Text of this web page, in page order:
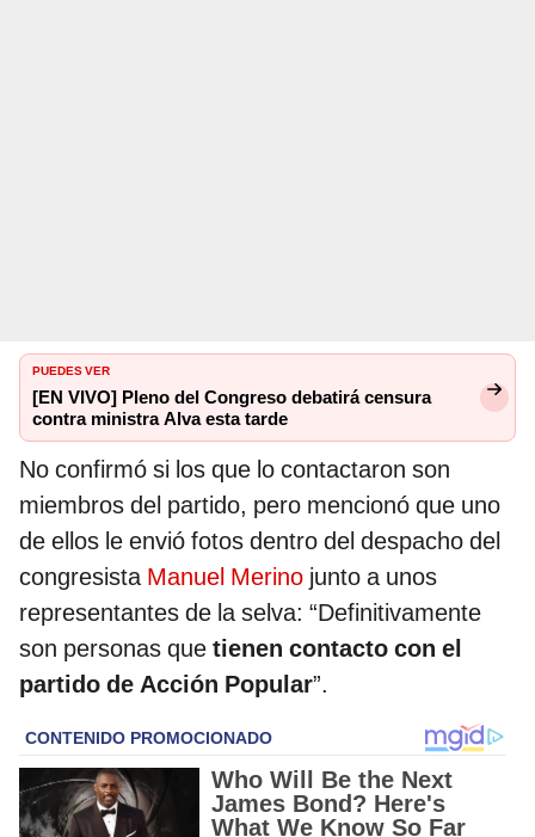
PUEDES VER
[EN VIVO] Pleno del Congreso debatirá censura
contra ministra Alva esta tarde
No confirmó si los que lo contactaron son
miembros del partido, pero mencionó que uno
de ellos le envió fotos dentro del despacho del
congresista Manuel Merino junto a unos
representantes de la selva: “Definitivamente
son personas que tienen contacto con el
partido de Acción Popular”.